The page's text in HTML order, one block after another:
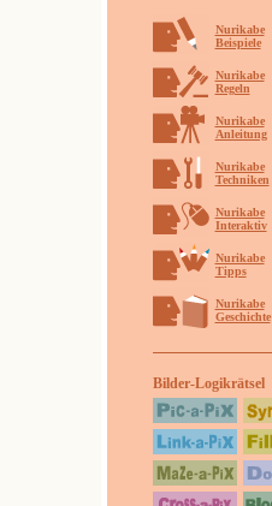
Nurikabe
Beispiele
Nurikabe
Regeln
Nurikabe
Anleitung
Nurikabe
Techniken
Nurikabe
Interaktiv
Nurikabe
Tipps
Nurikabe
Geschichte
Bilder-Logikrätsel